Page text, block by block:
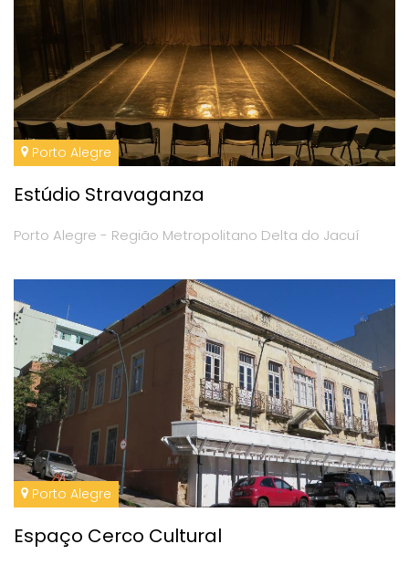
Porto Alegre
Estúdio Stravaganza
Porto Alegre - Região Metropolitano Delta do Jacuí
Porto Alegre
Espaço Cerco Cultural